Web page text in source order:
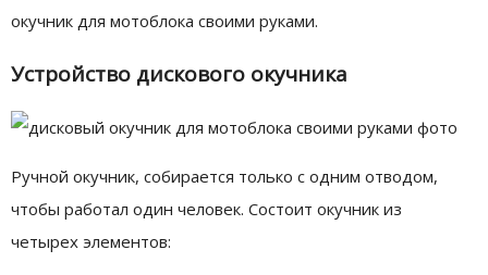
окучник для мотоблока своими руками.
Устройство дискового окучника
Ручной окучник, собирается только с одним отводом,
чтобы работал один человек. Состоит окучник из
четырех элементов: